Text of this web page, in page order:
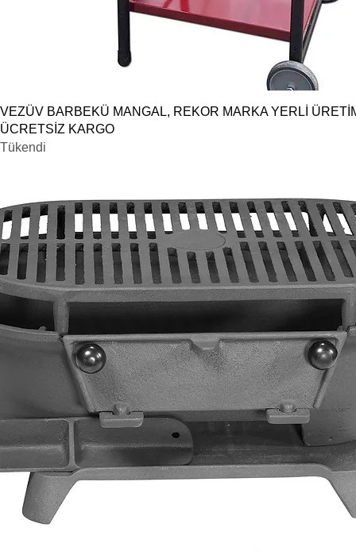
Hızlı Bakış
VEZÜV BARBEKÜ MANGAL, REKOR MARKA YERLİ
ÜCRETSİZ KARGO
Tükendi